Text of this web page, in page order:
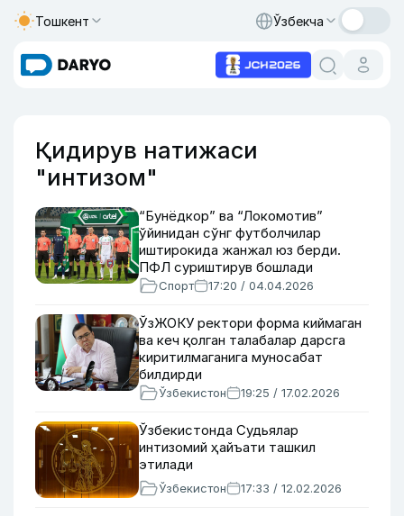
Тошкент Ўзбекча
Қидирув натижаси
"интизом"
“Бунёдкор” ва “Локомотив”
ўйинидан сўнг футболчилар
иштирокида жанжал юз берди.
ПФЛ суриштирув бошлади
Спорт 17:20 / 04.04.2026
ЎзЖОКУ ректори форма киймаган
ва кеч қолган талабалар дарсга
киритилмаганига муносабат
билдирди
Ўзбекистон 19:25 / 17.02.2026
Ўзбекистонда Судьялар
интизомий ҳайъати ташкил
этилади
Ўзбекистон 17:33 / 12.02.2026